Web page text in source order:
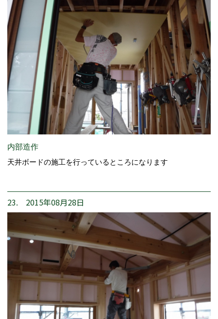
内部造作
天井ボードの施工を行っているところになります
23. 2015年08月28日